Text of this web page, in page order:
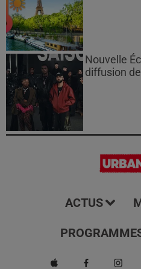
Nouvelle
diffusion
ACTUS